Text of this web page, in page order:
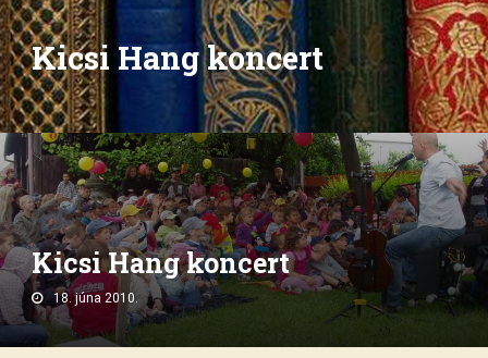
Kicsi Hang koncert
Kicsi Hang koncert
18. júna 2010.